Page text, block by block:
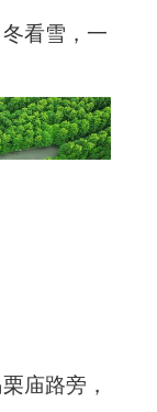
看雪，一
庙路旁，